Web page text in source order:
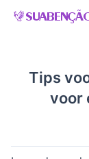
Skip
Tips
voor